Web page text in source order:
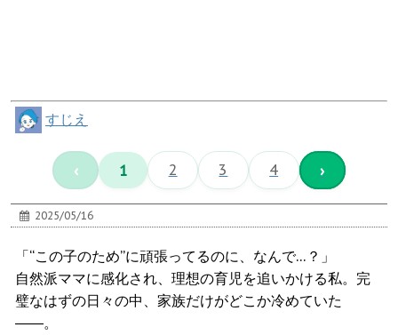
すじえ
‹ 1 2 3 4 ›
2025/05/16
「“この子のため”に頑張ってるのに、なんで…？」
自然派ママに感化され、理想の育児を追いかける私。完
璧なはずの日々の中、家族だけがどこか冷めていた
――。